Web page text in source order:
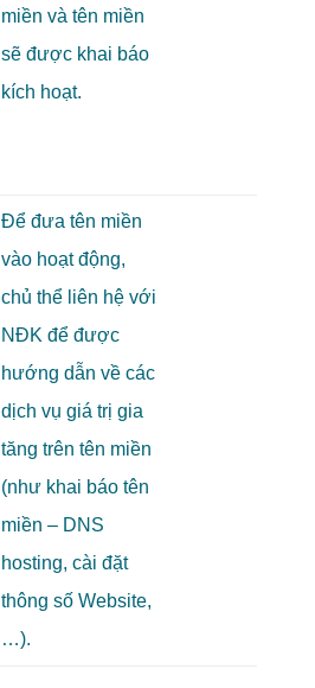
miền và tên miền
sẽ được khai báo
kích hoạt.
Để đưa tên miền
vào hoạt động,
chủ thể liên hệ với
NĐK để được
hướng dẫn về các
dịch vụ giá trị gia
tăng trên tên miền
(như khai báo tên
miền – DNS
hosting, cài đặt
thông số Website,
…).